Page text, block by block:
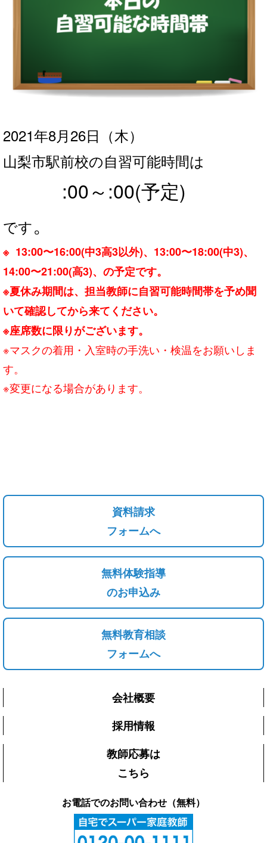
2021年8月26日 （木）
山梨市駅前校の自習可能時間は
:00～:00(予定)
です。
※ 13:00〜16:00(中3高3以外)、13:00〜18:00(中3)、
14:00〜21:00(高3)、の予定です。
※夏休み期間は、担当教師に自習可能時間帯を予め聞
いて確認してから来てください。
※座席数に限りがございます。
※マスクの着用・入室時の手洗い・検温をお願いしま
す。
※変更になる場合があります。
資料請求
フォームへ
無料体験指導
のお申込み
無料教育相談
フォームへ
会社概要
採用情報
教師応募は
こちら
お電話でのお問い合わせ（無料）